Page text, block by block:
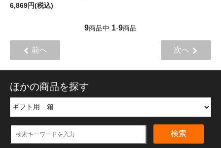
6,869円(税込)
9商品中 1-9商品
前へ 次へ
ほかの商品を探す
検索